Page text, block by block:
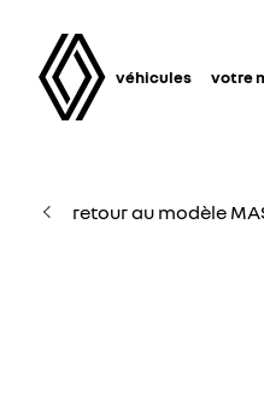
véhicules votre
retour au modèle